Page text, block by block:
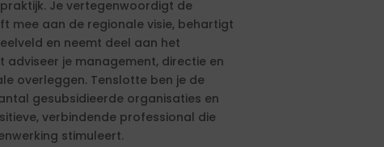
Je vertegenwoordigt de
mee aan de regionale visie, behartigt
en neemt deel aan het
je management, directie en
overleggen. Tenslotte ben je de
gesubsidieerde organisaties en
verbindende professional die
stimuleert.